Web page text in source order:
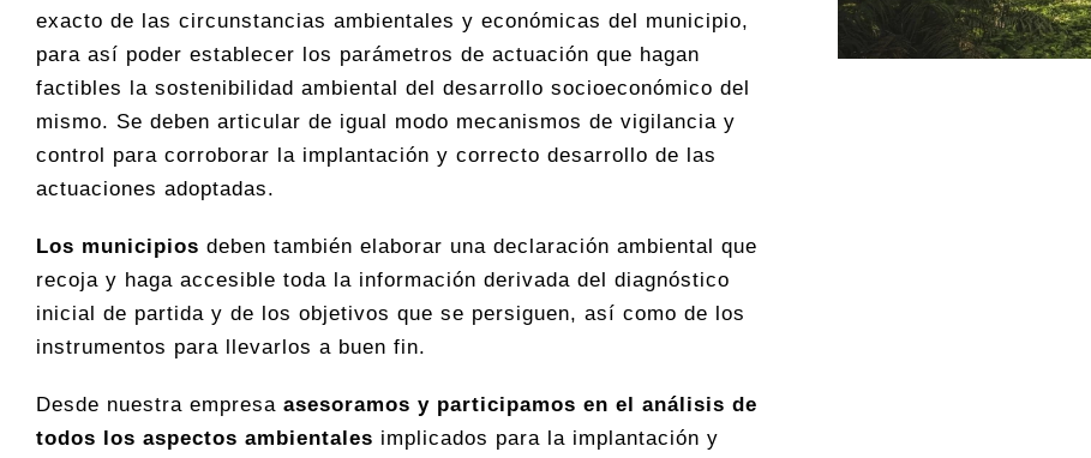
exacto de las circunstancias ambientales y económicas del municipio,
para así poder establecer los parámetros de actuación que hagan
factibles la sostenibilidad ambiental del desarrollo socioeconómico del
mismo. Se deben articular de igual modo mecanismos de vigilancia y
control para corroborar la implantación y correcto desarrollo de las
actuaciones adoptadas.
Los municipios deben también elaborar una declaración ambiental que
recoja y haga accesible toda la información derivada del diagnóstico
inicial de partida y de los objetivos que se persiguen, así como de los
instrumentos para llevarlos a buen fin.
Desde nuestra empresa asesoramos y participamos en el análisis de
todos los aspectos ambientales implicados para la implantación y